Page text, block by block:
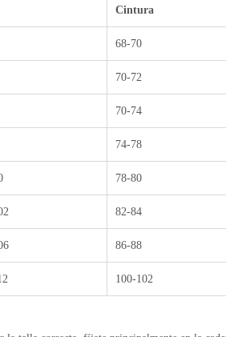
Cintura
68-70
70-72
70-74
74-78
78-80
82-84
86-88
100-102